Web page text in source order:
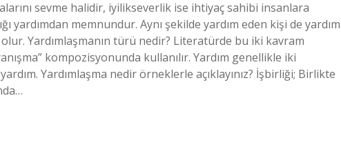
sevme halidir, iyilikseverlik ise ihtiyaç sahibi insanlara
yardımdan memnundur. Aynı şekilde yardım eden kişi de yardım
Yardımlaşmanın türü nedir? Literatürde bu iki kavram
kompozisyonunda kullanılır. Yardım genellikle iki
Yardımlaşma nedir örneklerle açıklayınız? İşbirliği; Birlikte